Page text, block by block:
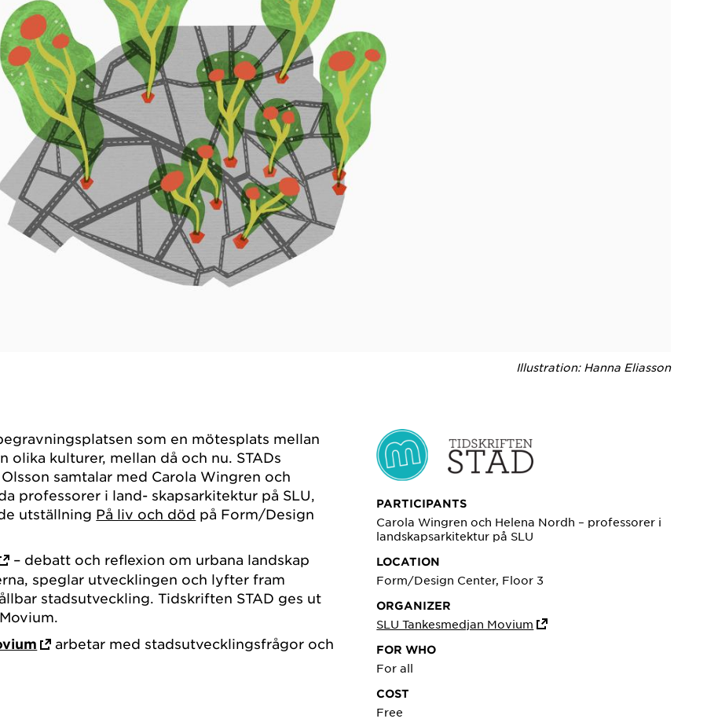
Illustration: Hanna Eliasson
som en mötesplats mellan
olika kulturer, mellan då och nu. STADs
samtalar med Carola Wingren och
professorer i land- skapsarkitektur på SLU,
utställning På liv och död på Form/Design
– debatt och reflexion om urbana landskap
speglar utvecklingen och lyfter fram
stadsutveckling. Tidskriften STAD ges ut
arbetar med stadsutvecklingsfrågor och
PARTICIPANTS
Carola Wingren och Helena Nordh – professorer i
landskapsarkitektur på SLU
LOCATION
Form/Design Center, Floor 3
ORGANIZER
SLU Tankesmedjan Movium
FOR WHO
For all
COST
Free